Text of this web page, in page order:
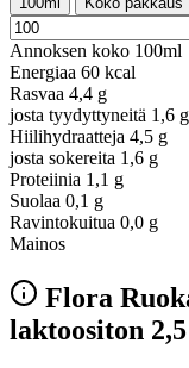
Annoksen koko 100ml
Energiaa 60 kcal
Rasvaa 4,4 g
josta tyydyttyneitä 1,6 g
Hiilihydraatteja 4,5 g
josta sokereita 1,6 g
Proteiinia 1,1 g
Suolaa 0,1 g
Ravintokuitua 0,0 g
Mainos
Flora
laktoositon